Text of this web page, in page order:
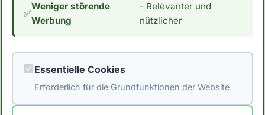
interessiert bist, interessiert dich vielleicht
auch der Kaloriengehalt. Mit 316 Kalorien pro
Scheibe (vollfett) einen durchschnittlichen
Kaloriengehalt. *Hinweis: Die Daten stammen
aus der [Schweizer Nährwertdatenbank]
(https://naehrwertdaten.ch/de/).*
✅
Weniger störende
Werbung
- Relevanter und
nützlicher
Essentielle Cookies
Erforderlich für die Grundfunktionen der Website